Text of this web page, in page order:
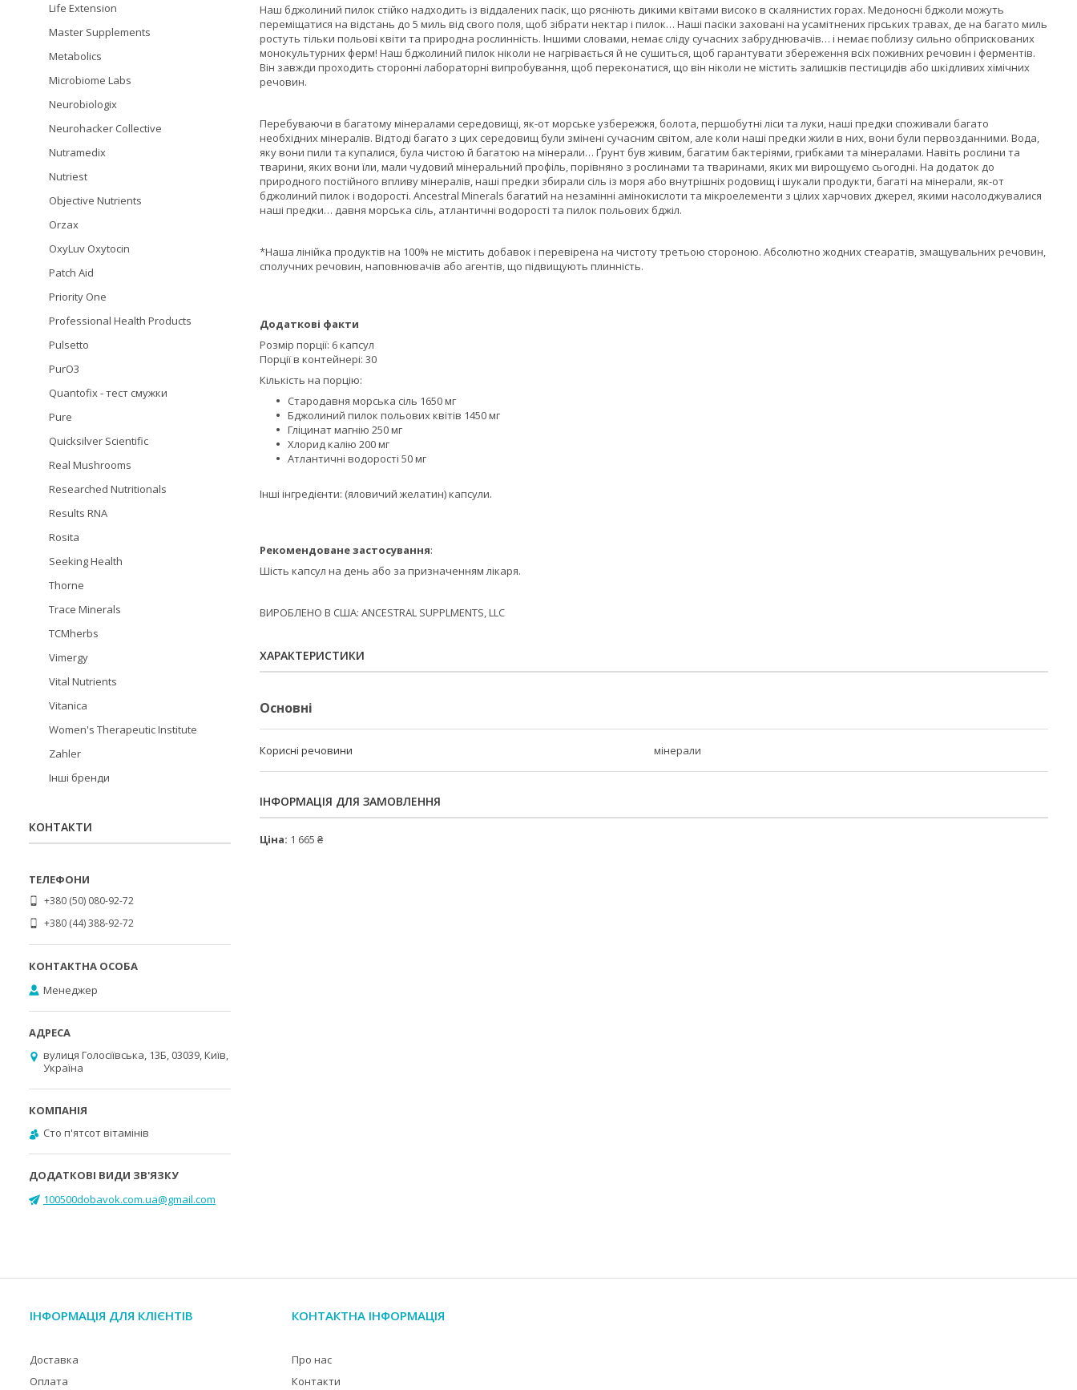
Наш бджолиний пилок стійко надходить із віддалених пасік, що рясніють дикими квітами високо в скалянистих горах. Медоносні бджоли можуть
переміщатися на відстань до 5 миль від свого поля, щоб зібрати нектар і пилок… Наші пасіки заховані на усамітнених гірських травах, де на багато миль
ростуть тільки польові квіти та природна рослинність. Іншими словами, немає сліду сучасних забруднювачів… і немає поблизу сильно обприскованих
монокультурних ферм! Наш бджолиний пилок ніколи не нагрівається й не сушиться, щоб гарантувати збереження всіх поживних речовин і ферментів.
Він завжди проходить сторонні лабораторні випробування, щоб переконатися, що він ніколи не містить залишків пестицидів або шкідливих хімічних
речовин.
Перебуваючи в багатому мінералами середовищі, як-от морське узбережжя, болота, першобутні ліси та луки, наші предки споживали багато
необхідних мінералів. Відтоді багато з цих середовищ були змінені сучасним світом, але коли наші предки жили в них, вони були первозданними. Вода,
яку вони пили та купалися, була чистою й багатою на мінерали… Ґрунт був живим, багатим бактеріями, грибками та мінералами. Навіть рослини та
тварини, яких вони їли, мали чудовий мінеральний профіль, порівняно з рослинами та тваринами, яких ми вирощуємо сьогодні. На додаток до
природного постійного впливу мінералів, наші предки збирали сіль із моря або внутрішніх родовищ і шукали продукти, багаті на мінерали, як-от
бджолиний пилок і водорості. Ancestral Minerals багатий на незамінні амінокислоти та мікроелементи з цілих харчових джерел, якими насолоджувалися
наші предки… давня морська сіль, атлантичні водорості та пилок польових бджіл.
*Наша лінійка продуктів на 100% не містить добавок і перевірена на чистоту третьою стороною. Абсолютно жодних стеаратів, змащувальних речовин,
сполучних речовин, наповнювачів або агентів, що підвищують плинність.
Додаткові факти
Розмір порції: 6 капсул
Порції в контейнері: 30
Кількість на порцію:
Стародавня морська сіль 1650 мг
Бджолиний пилок польових квітів 1450 мг
Гліцинат магнію 250 мг
Хлорид калію 200 мг
Атлантичні водорості 50 мг
Інші інгредієнти: (яловичий желатин) капсули.
Рекомендоване застосування:
Шість капсул на день або за призначенням лікаря.
ВИРОБЛЕНО В США: ANCESTRAL SUPPLMENTS, LLC
ХАРАКТЕРИСТИКИ
Основні
Корисні речовини мінерали
ІНФОРМАЦІЯ ДЛЯ ЗАМОВЛЕННЯ
Ціна: 1 665 ₴
Life Extension
Master Supplements
Metabolics
Microbiome Labs
Neurobiologix
Neurohacker Collective
Nutramedix
Nutriest
Objective Nutrients
Orzax
OxyLuv Oxytocin
Patch Aid
Priority One
Professional Health Products
Pulsetto
PurO3
Quantofix - тест смужки
Pure
Quicksilver Scientific
Real Mushrooms
Researched Nutritionals
Results RNA
Rosita
Seeking Health
Thorne
Trace Minerals
TCMherbs
Vimergy
Vital Nutrients
Vitanica
Women's Therapeutic Institute
Zahler
Інші бренди
КОНТАКТИ
+380 (50) 080-92-72
+380 (44) 388-92-72
Менеджер
вулиця Голосіївська, 13Б, 03039, Київ,
Україна
Cто п'ятсот вітамінів
100500dobavok.com.ua@gmail.com
ІНФОРМАЦІЯ ДЛЯ КЛІЄНТІВ
Доставка
Оплата
КОНТАКТНА ІНФОРМАЦІЯ
Про нас
Контакти